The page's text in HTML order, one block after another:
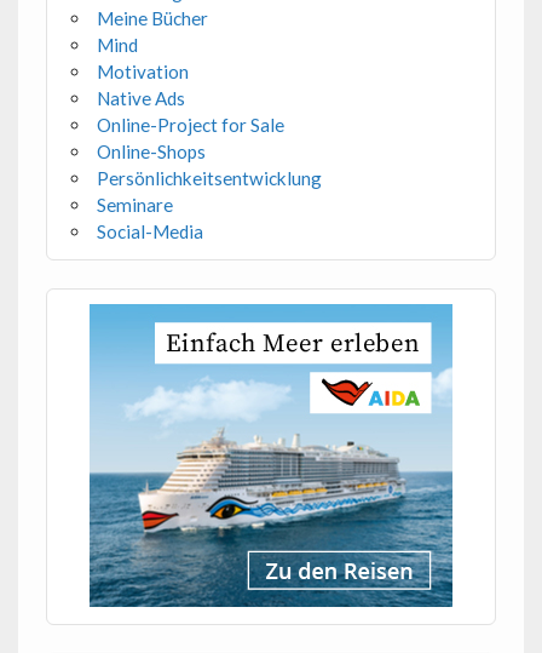
Meine Bücher
Mind
Motivation
Native Ads
Online-Project for Sale
Online-Shops
Persönlichkeitsentwicklung
Seminare
Social-Media